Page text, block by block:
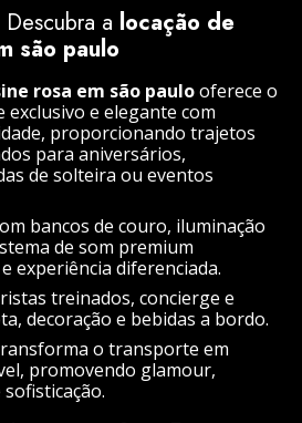
a locação de
são paulo
rosa em são paulooferece o
e elegante com
proporcionando trajetos
para aniversários,
de solteira ou eventos
bancos de couro, iluminação
de som premium
experiência diferenciada.
treinados, concierge e
decoração e bebidas a bordo.
o transporte em
promovendo glamour,